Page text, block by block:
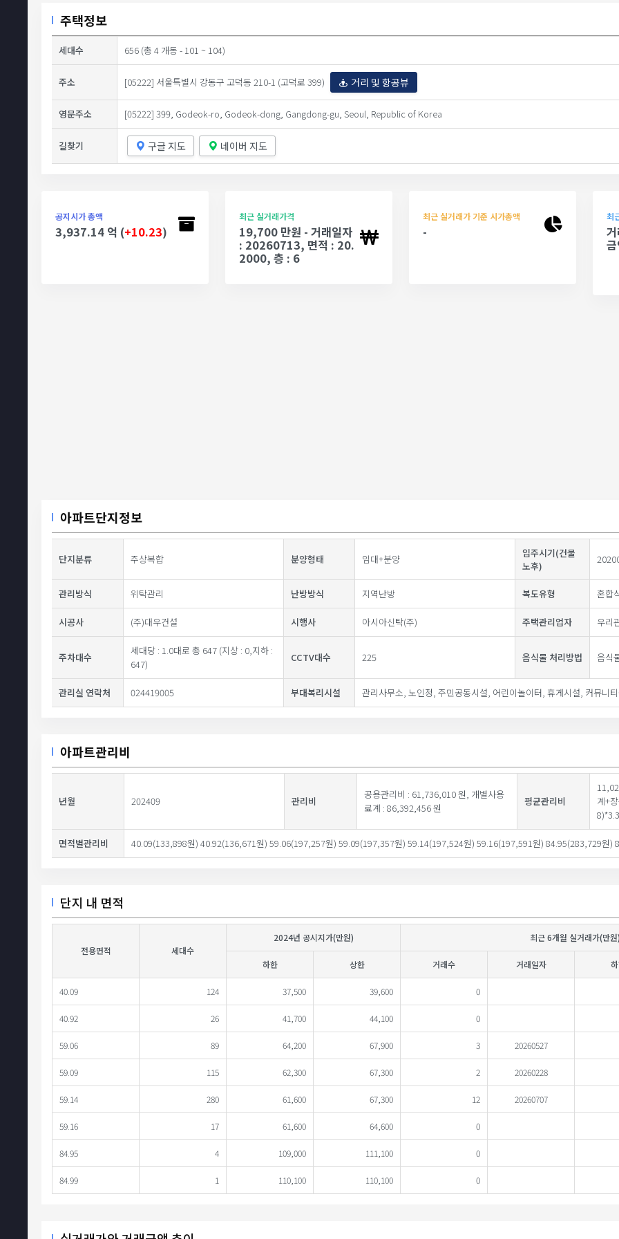
주택정보
세대수 656 (총 4 개동 - 101 ~ 104)
주소 [05222] 서울특별시 강동구 고덕동 210-1 (고덕로 399) 거리 및 항공뷰
영문주소 [05222] 399, Godeok-ro, Godeok-dong, Gangdong-gu, Seoul, Republic of Korea
길찾기 구글 지도 네이버 지도
공지시가 총액
3,937.14 억 (+10.23)
최근 실거래가격
19,700 만원 - 거래일자
: 20260713, 면적 : 20.
2000, 층 : 6
최근 실거래가 기준 시가총액
-
최
아파트단지정보
단지분류 주상복합 분양형태 임대+분양
입주시기(건물
노후)
관리방식 위탁관리 난방방식 지역난방 복도유형 혼합
시공사 (주)대우건설 시행사 아시아신탁(주) 주택관리업자 우리
주차대수
세대당 : 1.0대로 총 647 (지상 : 0,지하 :
647)
CCTV대수 225 음식물 처리방법 음식
관리실 연락처 024419005 부대복리시설 관리사무소, 노인정, 주민공동시설, 어린이놀이터, 휴게시설, 커뮤니
아파트관리비
년월 202409 관리비
공용관리비 : 61,736,010 원, 개별사용
료계 : 86,392,456 원
평균관리비
계+
8)*3.3
면적별관리비 40.09(133,898원) 40.92(136,671원) 59.06(197,257원) 59.09(197,357원) 59.14(197,524원) 59.16(197,591원) 84.95(283,729원)
단지 내 면적
전용면적 세대수
2024년 공시지가(만원) 최근 6개월 실거래가(만원)
하한 상한 거래수 거래일자
40.09 124 37,500 39,600 0
40.92 26 41,700 44,100 0
59.06 89 64,200 67,900 3 20260527
59.09 115 62,300 67,300 2 20260228
59.14 280 61,600 67,300 12 20260707
59.16 17 61,600 64,600 0
84.95 4 109,000 111,100 0
84.99 1 110,100 110,100 0